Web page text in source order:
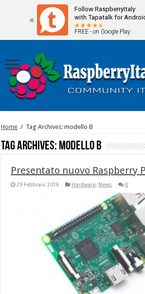
Follow RaspberryItaly
with Tapatalk for
FREE - on Google Play
Home / Tag Archives: modello B
Tag Archives: modello B
Presentato nuovo Raspberry
29 Febbraio 2016 Hardware, News 0